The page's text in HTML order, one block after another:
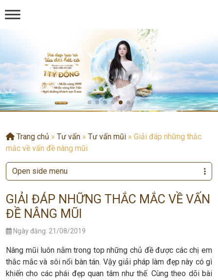
Trang chủ » Tư vấn » Tư vấn mũi » Giải đáp những thắc
mắc về vấn đề nâng mũi
GIẢI ĐÁP NHỮNG THẮC MẮC VỀ VẤN
ĐỀ NÂNG MŨI
Ngày đăng: 21/08/2019
Nâng mũi luôn nằm trong top những chủ đề được các chị em
thắc mắc và sôi nổi bàn tán. Vậy giải pháp làm đẹp này có gì
khiến cho các phái đẹp quan tâm như thế. Cùng theo dõi bài
Open side menu